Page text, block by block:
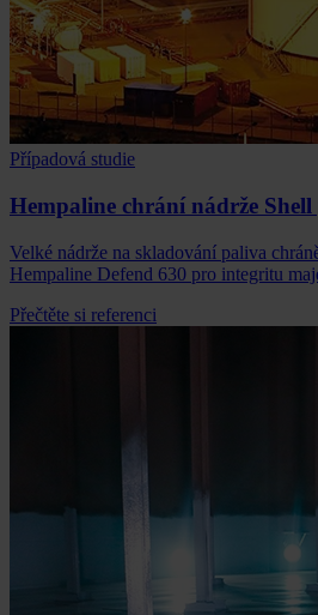
Případová studie
Hempaline chrání nádrže
Velké nádrže na skladování paliva
Hempaline Defend 630 pro integritu
Přečtěte si referenci